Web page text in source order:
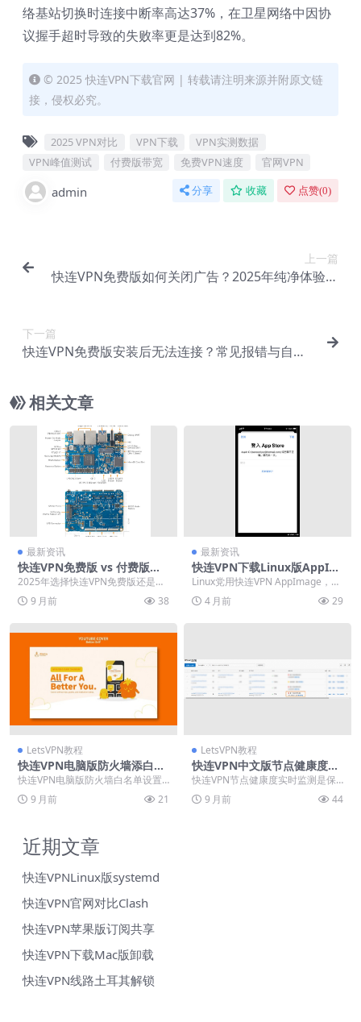
络基站切换时连接中断率高达37%，在卫星网络中因协
议握手超时导致的失败率更是达到82%。
© 2025 快连VPN下载官网 | 转载请注明来源并附原文链
接，侵权必究。
2025 VPN对比 VPN下载
VPN实测数据
VPN峰值测试
付费版带宽 免费VPN速度 官网VPN
admin 分享 收藏 点赞(0)
上一篇
快连VPN免费版如何关闭广告？2025年纯净体验设
下一篇
快连VPN免费版安装后无法连接？常见报错与自救
相关文章
最新资讯
快连VPN免费版 vs 付费版：2
025年最新功能对比与选择建
议
2025年选择快连VPN免费版还是付
费版？答案明确：付费版凭借稳定
高速、全球节点...
9 月前 38
最新资讯
快连VPN下载Linux版AppIm
age
Linux党用快连VPN AppImage，单
文件双击即跑，免编译、锁版本、
十五...4 月前 29
LetsVPN教程
快连VPN电脑版防火墙添白名
单
快连VPN电脑版防火墙白名单设置
指南：解决因防火墙拦截导致的VP
N频繁断连与网速...
9 月前 21
LetsVPN教程
快连VPN中文版节点健康度实
时看
快连VPN节点健康度实时监测是保
障优质网络体验的核心功能，通过
动态评估服务器负载...
9 月前 44
近期文章
快连VPNLinux版systemd
快连VPN官网对比Clash
快连VPN苹果版订阅共享
快连VPN下载Mac版卸载
快连VPN线路土耳其解锁